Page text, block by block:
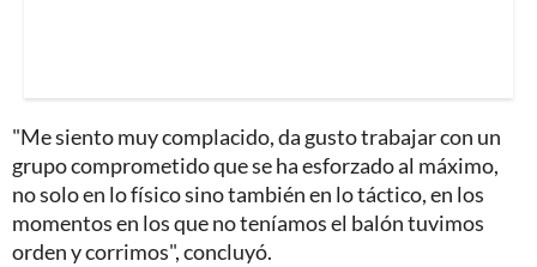
"Me siento muy complacido, da gusto trabajar con un
grupo comprometido que se ha esforzado al máximo,
no solo en lo físico sino también en lo táctico, en los
momentos en los que no teníamos el balón tuvimos
orden y corrimos", concluyó.